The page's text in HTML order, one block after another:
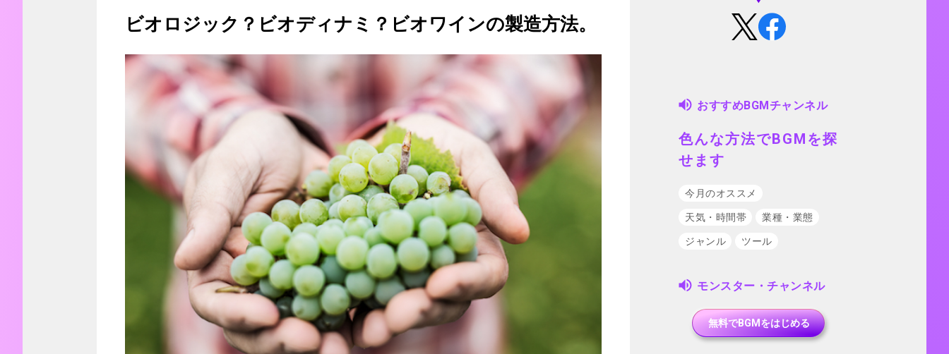
ビオロジック？ビオディナミ？ビオワインの製造方法。
おすすめBGMチャンネル
色んな方法でBGMを探
せます
今月のオススメ
天気・時間帯 業種・業態
ジャンル ツール
モンスター・チャンネル
無料でBGMをはじめる